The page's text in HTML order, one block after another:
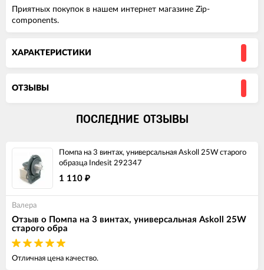
Приятных покупок в нашем интернет магазине Zip-
components.
ХАРАКТЕРИСТИКИ
ОТЗЫВЫ
ПОСЛЕДНИЕ ОТЗЫВЫ
Помпа на 3 винтах, универсальная Askoll 25W старого
образца Indesit 292347
1 110 ₽
Валера
Отзыв о Помпа на 3 винтах, универсальная Askoll 25W
старого обра
Отличная цена качество.